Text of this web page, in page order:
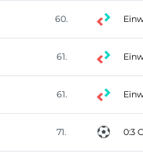
60.
61.
61.
71. 0:3